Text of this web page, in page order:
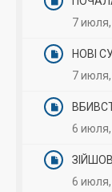
7
НОВІ
7
6
6